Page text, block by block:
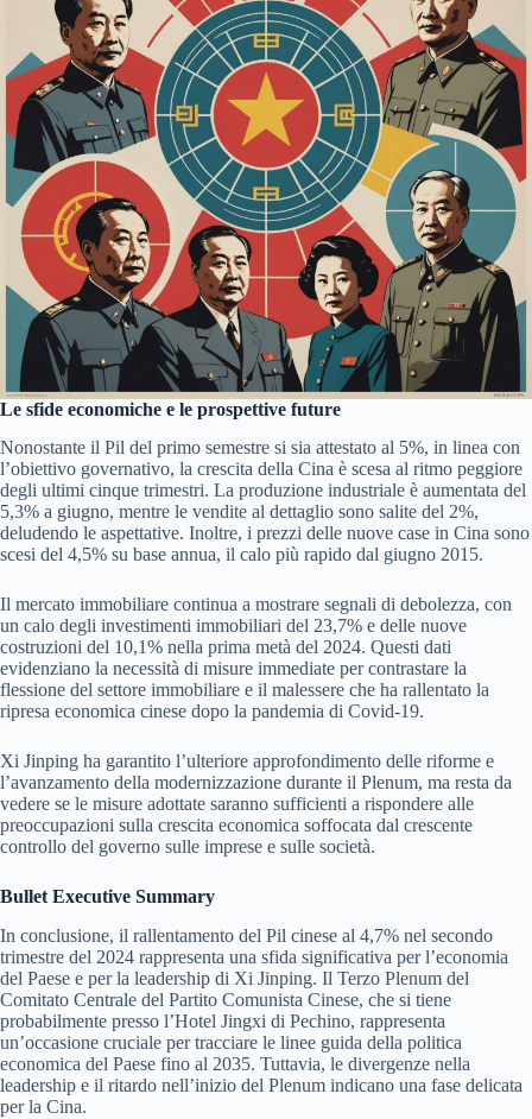
Le sfide economiche e le prospettive future
Nonostante il Pil del primo semestre si sia attestato al 5%, in linea con
l’obiettivo governativo, la crescita della Cina è scesa al ritmo peggiore
degli ultimi cinque trimestri. La produzione industriale è aumentata del
5,3% a giugno, mentre le vendite al dettaglio sono salite del 2%,
deludendo le aspettative. Inoltre, i prezzi delle nuove case in Cina sono
scesi del 4,5% su base annua, il calo più rapido dal giugno 2015.
Il mercato immobiliare continua a mostrare segnali di debolezza, con
un calo degli investimenti immobiliari del 23,7% e delle nuove
costruzioni del 10,1% nella prima metà del 2024. Questi dati
evidenziano la necessità di misure immediate per contrastare la
flessione del settore immobiliare e il malessere che ha rallentato la
ripresa economica cinese dopo la pandemia di Covid-19.
Xi Jinping ha garantito l’ulteriore approfondimento delle riforme e
l’avanzamento della modernizzazione durante il Plenum, ma resta da
vedere se le misure adottate saranno sufficienti a rispondere alle
preoccupazioni sulla crescita economica soffocata dal crescente
controllo del governo sulle imprese e sulle società.
Bullet Executive Summary
In conclusione, il rallentamento del Pil cinese al 4,7% nel secondo
trimestre del 2024 rappresenta una sfida significativa per l’economia
del Paese e per la leadership di Xi Jinping. Il Terzo Plenum del
Comitato Centrale del Partito Comunista Cinese, che si tiene
probabilmente presso l’Hotel Jingxi di Pechino, rappresenta
un’occasione cruciale per tracciare le linee guida della politica
economica del Paese fino al 2035. Tuttavia, le divergenze nella
leadership e il ritardo nell’inizio del Plenum indicano una fase delicata
per la Cina.